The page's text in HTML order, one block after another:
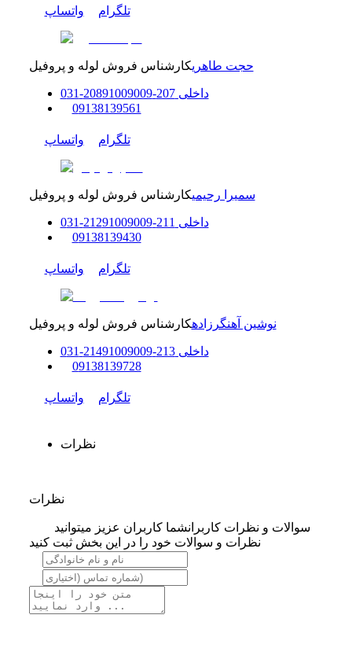
تلگرام واتساپ
حجت طاهریکارشناس فروش لوله و پروفیل
داخلی207-208
91009009
-
031
09138139561
تلگرام واتساپ
سمیرا رحیمیکارشناس فروش لوله و پروفیل
داخلی 211-212
91009009
-
031
09138139430
تلگرام واتساپ
نوشین آهنگرزادهکارشناس فروش لوله و پروفیل
داخلی213-214
91009009
-
031
09138139728
تلگرام واتساپ
نظرات
نظرات
سوالات و نظرات کاربرانشما کاربران عزیز میتوانید
نظرات و سوالات خود را در این بخش ثبت کنید